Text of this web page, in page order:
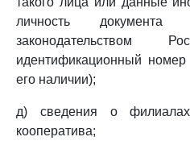
личность
законодательством
идентификационный номер
его наличии);
д) сведения о филиалах
кооператива;